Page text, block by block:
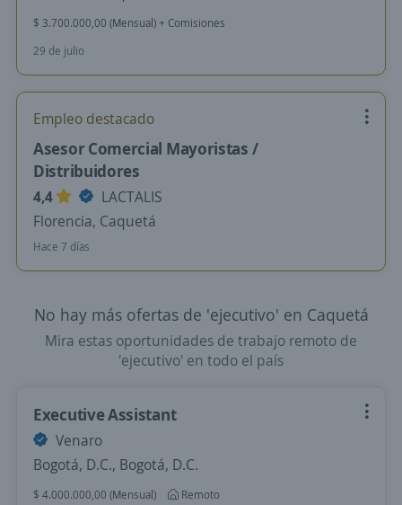
$ 3.700.000,00 (Mensual) + Comisiones
29 de julio
Empleo destacado
Asesor Comercial Mayoristas /
Distribuidores
4,4
LACTALIS
Florencia, Caquetá
Hace 7 días
No hay más ofertas de 'ejecutivo' en Caquetá
Mira estas oportunidades de trabajo remoto de
'ejecutivo' en todo el país
Executive Assistant
Venaro
Bogotá, D.C., Bogotá, D.C.
$ 4.000.000,00 (Mensual)
Remoto